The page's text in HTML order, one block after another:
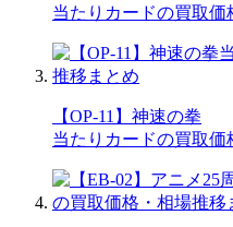
当たりカードの買取価
【OP-11】神速の拳
当たりカードの買取価